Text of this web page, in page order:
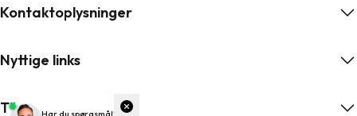
Kontaktoplysninger
Nyttige links
Tilmeld nyhedsbrev